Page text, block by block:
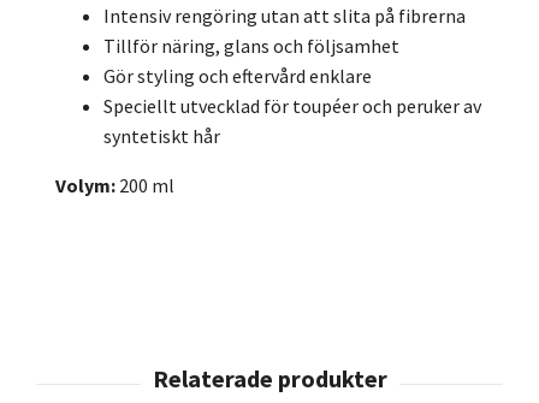
Intensiv rengöring utan att slita på fibrerna
Tillför näring, glans och följsamhet
Gör styling och eftervård enklare
Speciellt utvecklad för toupéer och peruker av
syntetiskt hår
Volym: 200 ml